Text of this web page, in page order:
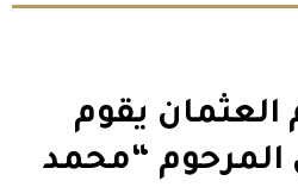
العثمان يقوم
المرحوم “محمد